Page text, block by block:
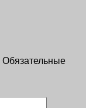
Обязательные